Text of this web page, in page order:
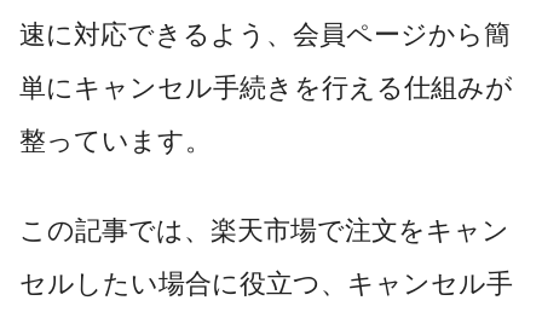
速に対応できるよう、会員ページから簡
単にキャンセル手続きを行える仕組みが
整っています。
この記事では、楽天市場で注文をキャン
セルしたい場合に役立つ、キャンセル手